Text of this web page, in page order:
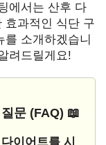
에서는 산후 다
효과적인 식단 구
를 소개하겠습니
려드릴게요!
문 (FAQ) 📖
이어트를 시